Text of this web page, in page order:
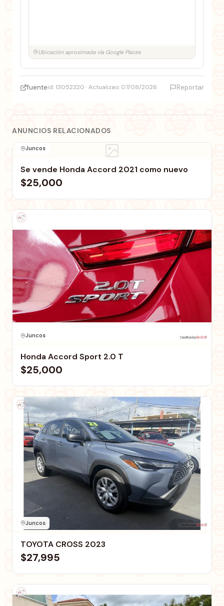
Ubicación aproximada vía Google Places
fuenteid: 13052320 · Actualizao: 07/08/2026 Reportar
ANUNCIOS RELACIONADOS
Juncos
Se vende Honda Accord 2021 como nuevo
$25,000
Juncos
Honda Accord Sport 2.0 T
$25,000
Juncos
TOYOTA CROSS 2023
$27,995